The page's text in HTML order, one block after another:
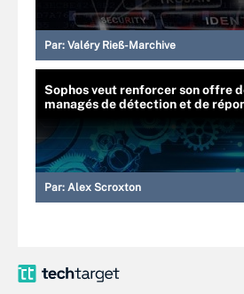
Par: Valéry Rieß-Marchive
Sophos veut renforcer son offre
managés de détection et de
Par: Alex Scroxton